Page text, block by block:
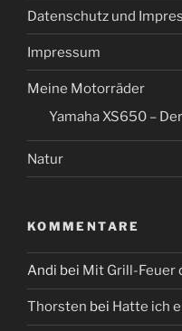
Datenschutz und
Impressum
Meine Motorräder
Yamaha XS650 –
Natur
KOMMENTARE
Andi bei Mit Grill-Feuer
Thorsten bei Hatte ich